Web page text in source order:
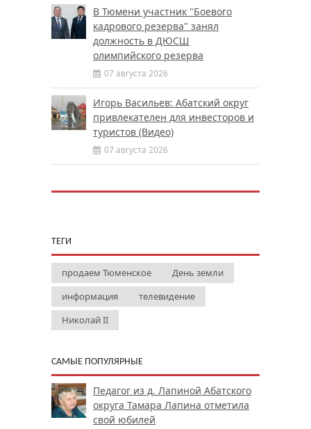
В Тюмени участник "Боевого
кадрового резерва" занял
должность в ДЮСШ
олимпийского резерва
07 августа 2026
Игорь Васильев: Абатский округ
привлекателен для инвесторов и
туристов (Видео)
07 августа 2026
ТЕГИ
продаем Тюменское
День земли
информация
телевидение
Николай II
САМЫЕ ПОПУЛЯРНЫЕ
Педагог из д. Лапиной Абатского
округа Тамара Лапина отметила
свой юбилей